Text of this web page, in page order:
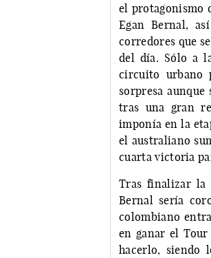
el protagonismo
Egan Bernal,
corredores que
del día. Sólo a
circuito urbano
sorpresa
tras una gran
imponía en la
el australiano
cuarta victoria
Tras finalizar la
Bernal sería
colombiano
en ganar el
hacerlo, siendo